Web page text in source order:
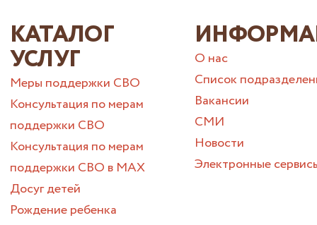
КАТАЛОГ
УСЛУГ
Меры поддержки СВО
Консультация по мерам
поддержки СВО
Консультация по мерам
поддержки СВО в МАХ
Досуг детей
Рождение ребенка
О нас
Список
Вакансии
СМИ
Новости
Электронные